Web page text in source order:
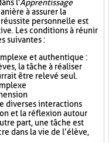
l'Apprentissage
à assurer la
personnelle est
Les conditions à réunir
suivantes :
et authentique :
la tâche à réaliser
être relevé seul.
diverses interactions
et la réflexion autour
part, une tâche est
dans la vie de l’élève,